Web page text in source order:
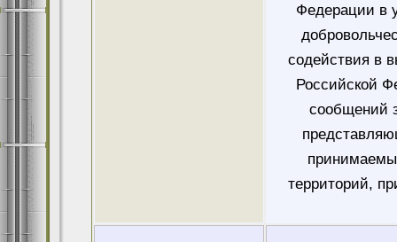
Федерации в
содействия в
Российской
сообщений
территорий,